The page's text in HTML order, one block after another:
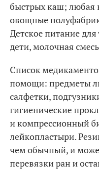
быстрых каш; любая
овощные
Детское питание для
дети, молочная
Список
помощи: предметы
салфетки,
гигиенические
и компрессионный
лейкопластыри.
чем обычный, и
перевязки ран и